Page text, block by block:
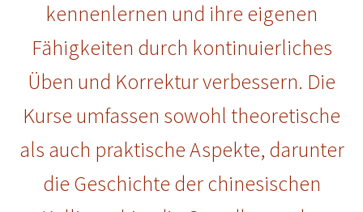
kennenlernen und ihre eigenen
Fähigkeiten durch kontinuierliches
Üben und Korrektur verbessern. Die
Kurse umfassen sowohl theoretische
als auch praktische Aspekte, darunter
die Geschichte der chinesischen